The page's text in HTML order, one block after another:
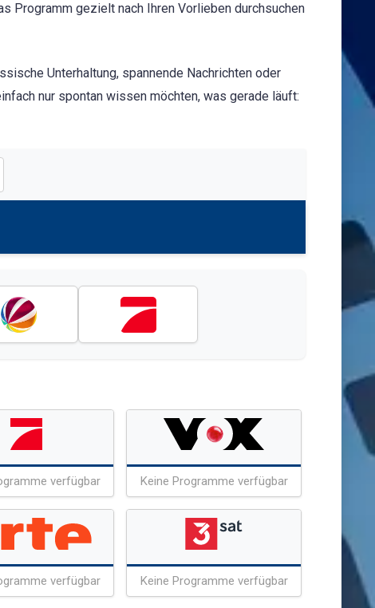
Programm gezielt nach Ihren Vorlieben durchsuchen
Unterhaltung, spannende Nachrichten oder
nur spontan wissen möchten, was gerade läuft:
verfügbar Keine Programme verfügbar
verfügbar Keine Programme verfügbar